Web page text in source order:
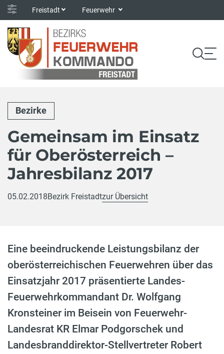
Freistadt Feuerwehr
Bezirke
Gemeinsam im Einsatz
für Oberösterreich –
Jahresbilanz 2017
05.02.2018Bezirk Freistadtzur Übersicht
Eine beeindruckende Leistungsbilanz der
oberösterreichischen Feuerwehren über das
Einsatzjahr 2017 präsentierte Landes-
Feuerwehrkommandant Dr. Wolfgang
Kronsteiner im Beisein von Feuerwehr-
Landesrat KR Elmar Podgorschek und
Landesbranddirektor-Stellvertreter Robert